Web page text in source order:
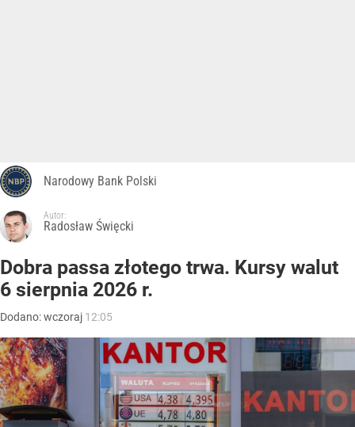
Narodowy Bank Polski
Autor:
Radosław Święcki
Dobra passa złotego trwa. Kursy walut
6 sierpnia 2026 r.
Dodano:wczoraj 12:05